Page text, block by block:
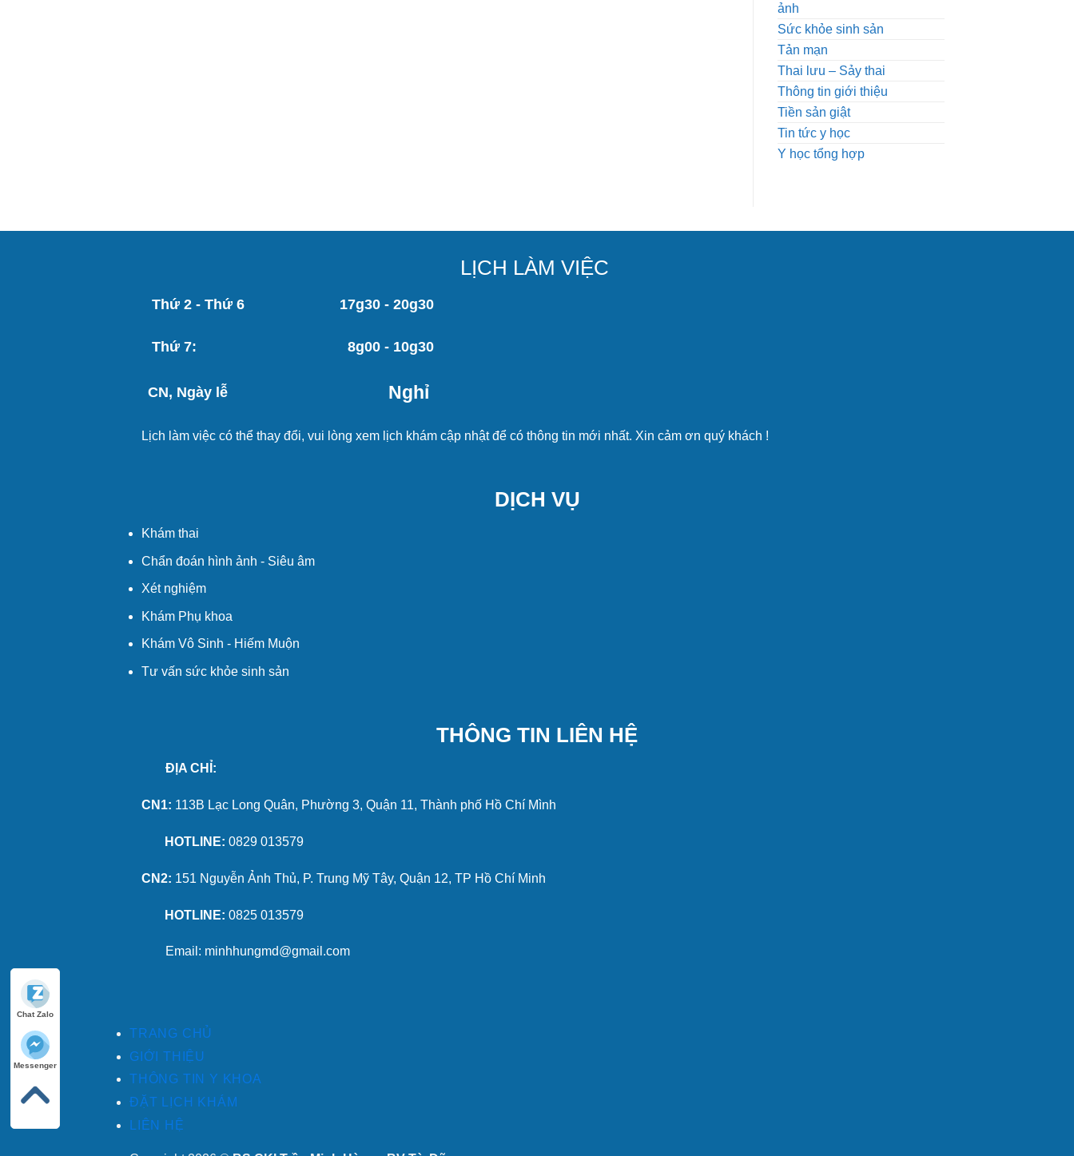
ảnh
Sức khỏe sinh sản
Tản mạn
Thai lưu – Sảy thai
Thông tin giới thiệu
Tiền sản giật
Tin tức y học
Y học tổng hợp
LỊCH LÀM VIỆC
Thứ 2 - Thứ 6 17g30 - 20g30
Thứ 7: 8g00 - 10g30
CN, Ngày lễ Nghỉ
Lịch làm việc có thể thay đổi, vui lòng xem lịch khám cập nhật để có thông tin mới nhất. Xin cảm ơn quý khách !
DỊCH VỤ
Khám thai
Chẩn đoán hình ảnh - Siêu âm
Xét nghiệm
Khám Phụ khoa
Khám Vô Sinh - Hiếm Muộn
Tư vấn sức khỏe sinh sản
THÔNG TIN LIÊN HỆ
ĐỊA CHỈ:
CN1: 113B Lạc Long Quân, Phường 3, Quận 11, Thành phố Hồ Chí Mình
HOTLINE: 0829 013579
CN2: 151 Nguyễn Ảnh Thủ, P. Trung Mỹ Tây, Quận 12, TP Hồ Chí Minh
HOTLINE: 0825 013579
Email: minhhungmd@gmail.com
TRANG CHỦ
GIỚI THIỆU
THÔNG TIN Y KHOA
ĐẶT LỊCH KHÁM
LIÊN HỆ
Chat Zalo
Messenger